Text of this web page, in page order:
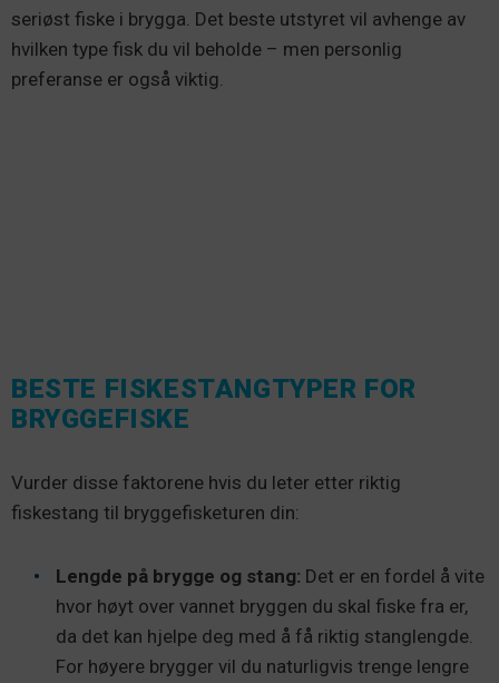
seriøst fiske i brygga. Det beste utstyret vil avhenge av
hvilken type fisk du vil beholde – men personlig
preferanse er også viktig.
BESTE FISKESTANGTYPER FOR
BRYGGEFISKE
Vurder disse faktorene hvis du leter etter riktig
fiskestang til bryggefisketuren din:
Lengde på brygge og stang: Det er en fordel å vite
hvor høyt over vannet bryggen du skal fiske fra er,
da det kan hjelpe deg med å få riktig stanglengde.
For høyere brygger vil du naturligvis trenge lengre